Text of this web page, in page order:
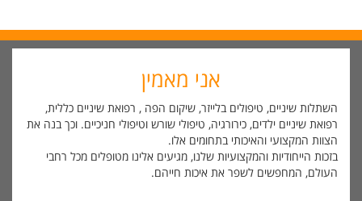
אני מאמין
השתלות שיניים, טיפולים בלייזר, שיקום הפה , רפואת שיניים כללית,
רפואת שיניים ילדים, כירורגיה, טיפולי שורש וטיפולי חניכיים. וכך בנה את
הצוות המקצועי והאיכותי בתחומים אלו.
בזכות הייחודיות והמקצועיות שלנו, מגיעים אלינו מטופלים מכל רחבי
העולם, המחפשים לשפר את איכות חייהם.